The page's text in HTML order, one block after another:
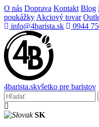
O nás Doprava Kontakt Blog
poukážky Akciový tovar
info@4barista.sk
0944
4barista.skvšetko pre baristov
SK